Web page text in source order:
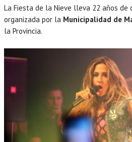
La Fiesta de la Nieve lleva 22 años de
organizada por la Municipalidad de
la Provincia.